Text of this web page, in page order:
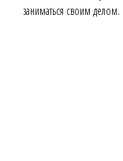
заниматься своим делом.